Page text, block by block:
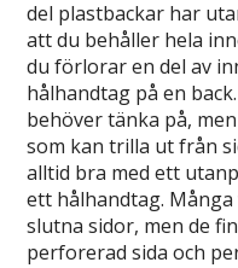
del plastbackar har
att du behåller hela
du förlorar en del av
hålhandtag på en
behöver tänka på,
som kan trilla ut från
alltid bra med ett
ett hålhandtag.
slutna sidor, men de
perforerad sida och